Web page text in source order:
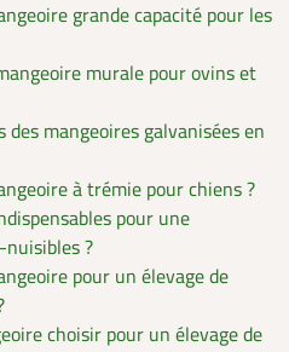
grande capacité pour les
murale pour ovins et
mangeoires galvanisées en
à trémie pour chiens ?
pour une
?
pour un élevage de
choisir pour un élevage de